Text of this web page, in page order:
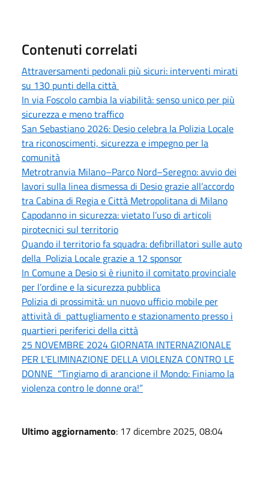
Contenuti correlati
Attraversamenti pedonali più sicuri: interventi mirati
su 130 punti della città
In via Foscolo cambia la viabilità: senso unico per più
sicurezza e meno traffico
San Sebastiano 2026: Desio celebra la Polizia Locale
tra riconoscimenti, sicurezza e impegno per la
comunità
Metrotranvia Milano–Parco Nord–Seregno: avvio dei
lavori sulla linea dismessa di Desio grazie all’accordo
tra Cabina di Regia e Città Metropolitana di Milano
Capodanno in sicurezza: vietato l’uso di articoli
pirotecnici sul territorio
Quando il territorio fa squadra: defibrillatori sulle auto
della Polizia Locale grazie a 12 sponsor
In Comune a Desio si è riunito il comitato provinciale
per l’ordine e la sicurezza pubblica
Polizia di prossimità: un nuovo ufficio mobile per
attività di pattugliamento e stazionamento presso i
quartieri periferici della città
25 NOVEMBRE 2024 GIORNATA INTERNAZIONALE
PER L’ELIMINAZIONE DELLA VIOLENZA CONTRO LE
DONNE “Tingiamo di arancione il Mondo: Finiamo la
violenza contro le donne ora!”
Ultimo aggiornamento: 17 dicembre 2025, 08:04